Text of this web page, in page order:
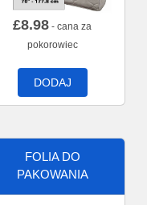
£8.98 - cana za
pokorowiec
DODAJ
FOLIA DO
PAKOWANIA